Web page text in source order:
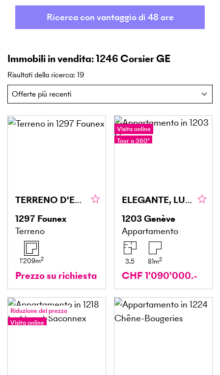
Ricerca con vantaggio di 48 ore
Immobili in vendita: 1246 Corsier GE
Risultati della ricerca: 19
TERRENO D'ECCEZIONE CON LICENZA IN VIGORE!
1297 Founex
Terreno
1'209m2
Prezzo su richiesta
Visita online
Tour a 360°
ELEGANTE, LUMINOSO & RAFFINATO
1203Genève
Appartamento
3.5 81m2
CHF 1'090'000.-
Riduzione del prezzo
Visita online